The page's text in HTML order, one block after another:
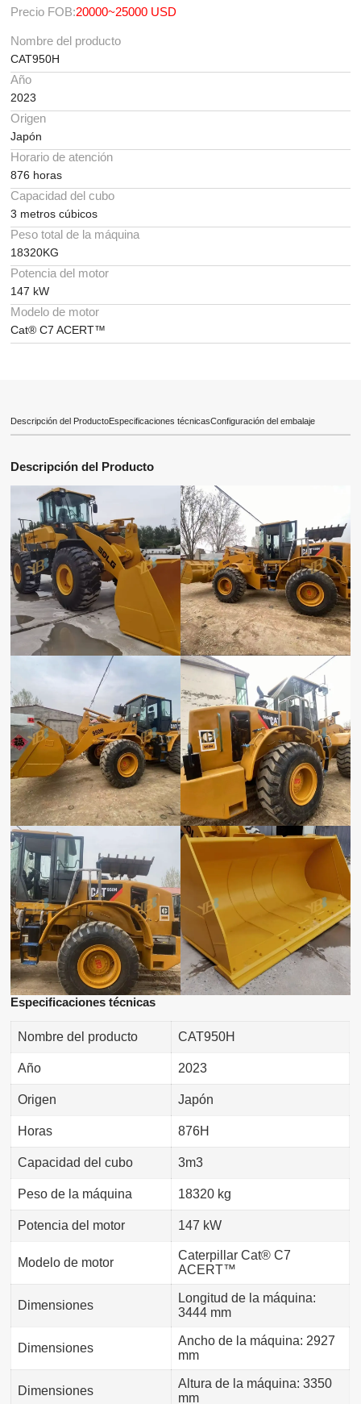
Precio FOB:20000~25000 USD
Nombre del producto
CAT950H
Año
2023
Origen
Japón
Horario de atención
876 horas
Capacidad del cubo
3 metros cúbicos
Peso total de la máquina
18320KG
Potencia del motor
147 kW
Modelo de motor
Cat® C7 ACERT™
Descripción del ProductoEspecificaciones técnicasConfiguración del embalaje
Descripción del Producto
Especificaciones técnicas
Nombre del producto CAT950H
Año 2023
Origen Japón
Horas 876H
Capacidad del cubo 3m3
Peso de la máquina 18320 kg
Potencia del motor 147 kW
Modelo de motor
Caterpillar Cat® C7
ACERT™
Dimensiones
Longitud de la máquina:
3444 mm
Dimensiones
Ancho de la máquina: 2927
mm
Dimensiones
Altura de la máquina: 3350
mm